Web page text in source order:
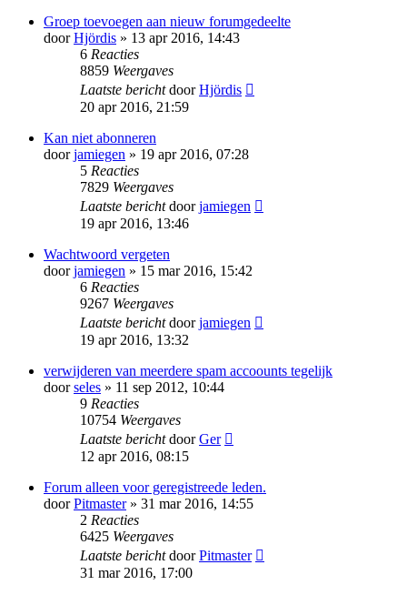
Groep toevoegen aan nieuw forumgedeelte
doorHjördis » 13 apr 2016, 14:43
6 Reacties
8859 Weergaves
Laatste berichtdoorHjördis
20 apr 2016, 21:59
Kan niet abonneren
doorjamiegen » 19 apr 2016, 07:28
5 Reacties
7829 Weergaves
Laatste berichtdoorjamiegen
19 apr 2016, 13:46
Wachtwoord vergeten
doorjamiegen » 15 mar 2016, 15:42
6 Reacties
9267 Weergaves
Laatste berichtdoorjamiegen
19 apr 2016, 13:32
verwijderen van meerdere spam accoounts tegelijk
doorseles » 11 sep 2012, 10:44
9 Reacties
10754 Weergaves
Laatste berichtdoorGer
12 apr 2016, 08:15
Forum alleen voor geregistreede leden.
doorPitmaster» 31 mar 2016, 14:55
2 Reacties
6425 Weergaves
Laatste berichtdoorPitmaster
31 mar 2016, 17:00